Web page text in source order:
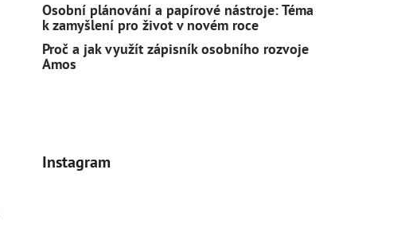
Osobní plánování a papírové nástroje: Téma
k zamyšlení pro život v novém roce
Proč a jak využít zápisník osobního rozvoje
Amos
Instagram